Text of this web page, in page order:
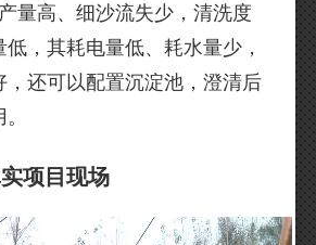
量高、细沙流失少，清洗度
，其耗电量低、耗水量少，
，还可以配置沉淀池，澄清后
项目现场